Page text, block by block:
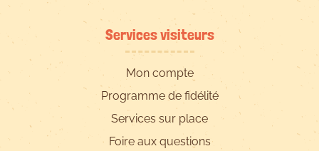
Services visiteurs
Mon compte
Programme de fidélité
Services sur place
Foire aux questions